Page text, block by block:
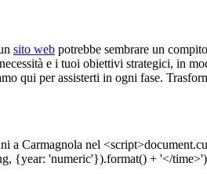
sito web potrebbe sembrare un
e i tuoi obiettivi strategici, in
qui per assisterti in ogni fase.